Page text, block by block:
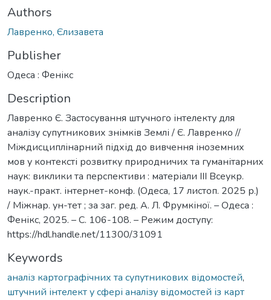
Authors
Лавренко, Єлизавета
Publisher
Одеса : Фенікс
Description
Лавренко Є. Застосування штучного інтелекту для
аналізу супутникових знімків Землі / Є. Лавренко //
Міждисциплінарний підхід до вивчення іноземних
мов у контексті розвитку природничих та гуманітарних
наук: виклики та перспективи : матеріали ІІІ Всеукр.
наук.-практ. інтернет-конф. (Одеса, 17 листоп. 2025 р.)
/ Міжнар. ун-тет ; за заг. ред. А. Л. Фрумкіної. – Одеса :
Фенікс, 2025. – С. 106-108. – Режим доступу:
https://hdl.handle.net/11300/31091
Keywords
аналіз картографічних та супутникових відомостей,
штучний інтелект у сфері аналізу відомостей із карт